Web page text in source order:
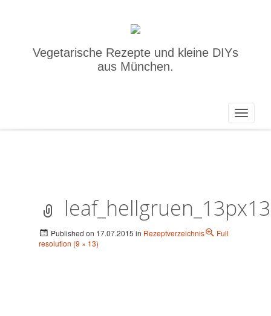
Vegetarische Rezepte und kleine DIYs
aus München.
Toggle
Published on 17.07.2015 in Rezeptverzeichnis
Full
resolution (9 × 13)